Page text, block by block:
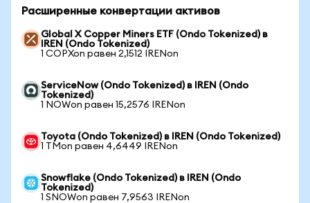
Расширенные конвертации активов
Global X Copper Miners ETF (Ondo Tokenized) в
IREN (Ondo Tokenized)
1 COPXon равен 2,1512 IRENon
ServiceNow (Ondo Tokenized) в IREN (Ondo
Tokenized)
1 NOWon равен 15,2576 IRENon
Toyota (Ondo Tokenized) в IREN (Ondo Tokenized)
1 TMon равен 4,6449 IRENon
Snowflake (Ondo Tokenized) в IREN (Ondo
Tokenized)
1 SNOWon равен 7,9563 IRENon